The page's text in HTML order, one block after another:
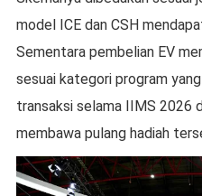
model ICE dan CSH
Sementara pembelian EV
sesuai kategori program
transaksi selama IIMS 2026
membawa pulang hadiah